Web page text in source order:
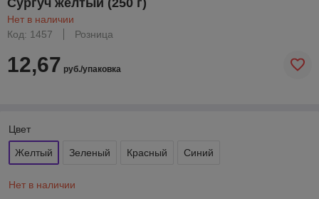
Нет в наличии
Код: 1457
Розница
12,67 руб./упаковка
Цвет
Желтый Зеленый Красный Синий
Нет в наличии